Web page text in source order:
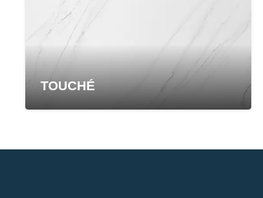
TOUCHÉ